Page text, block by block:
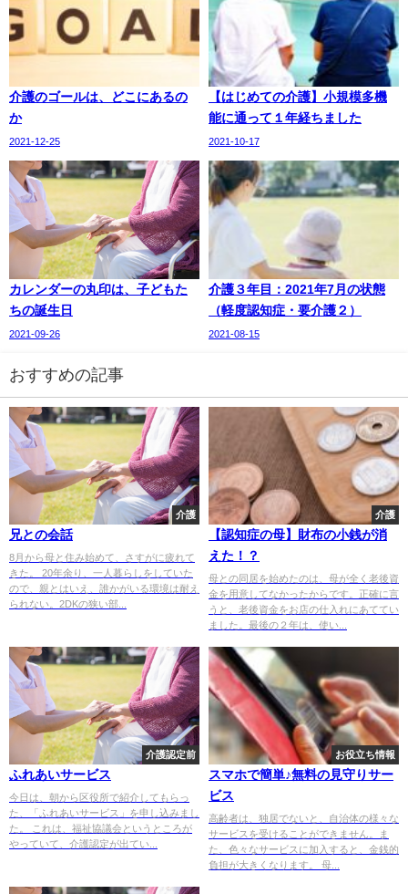
介護のゴールは、どこにあるの
か
2021-12-25
【はじめての介護】小規模多機
能に通って１年経ちました
2021-10-17
カレンダーの丸印は、子どもた
ちの誕生日
2021-09-26
介護３年目：2021年7月の状態
（軽度認知症・要介護２）
2021-08-15
おすすめの記事
介護
兄との会話
8月から母と住み始めて、さすがに疲れて
きた。 20年余り、一人暮らしをしていた
ので、親とはいえ、誰かがいる環境は耐え
られない。2DKの狭い部...
介護
【認知症の母】財布の小銭が消
えた！？
母との同居を始めたのは、母が全く老後資
金を用意してなかったからです。正確に言
うと、老後資金をお店の仕入れにあててい
ました。最後の２年は、使い...
介護認定前
ふれあいサービス
今日は、朝から区役所で紹介してもらっ
た、「ふれあいサービス」を申し込みまし
た。 これは、福祉協議会というところが
やっていて、介護認定が出てい...
お役立ち情報
スマホで簡単♪無料の見守りサー
ビス
高齢者は、独居でないと、自治体の様々な
サービスを受けることができません。ま
た、色々なサービスに加入すると、金銭的
負担が大きくなります。 母...